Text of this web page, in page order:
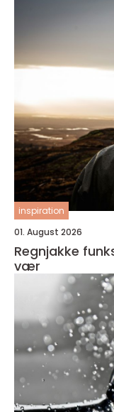
inspiration
01. August 2026
Regnjakke funksjon, komfort og stil i all slags
vær